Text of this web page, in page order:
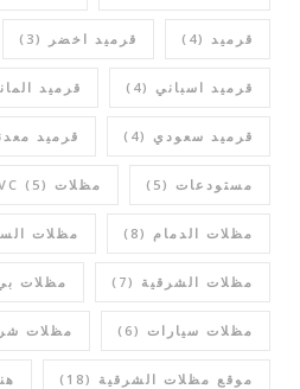
قرميد (4) قرميد اخضر (3)
قرميد اسباني (4) قرميد
قرميد سعودي (4) قرميد
مستودعات (5) مظلات BVC (5)
مظلات الدمام (8) مظلات
مظلات الشرقية (7) مظلات
مظلات سيارات (6) مظلات
موقع مظلات الشرقية (18)